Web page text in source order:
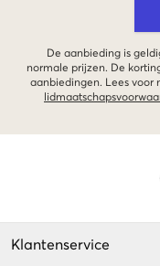
De aanbieding is
normale prijzen. De
aanbiedingen. Lees voor
Klantenservice